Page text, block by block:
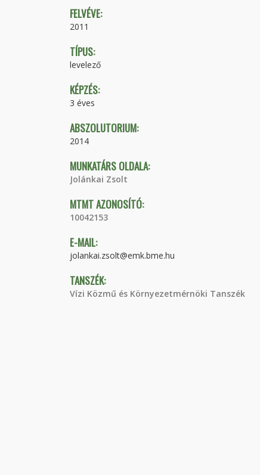
FELVÉVE:
2011
TÍPUS:
levelező
KÉPZÉS:
3 éves
ABSZOLUTORIUM:
2014
MUNKATÁRS OLDALA:
Jolánkai Zsolt
MTMT AZONOSÍTÓ:
10042153
E-MAIL:
jolankai.zsolt@emk.bme.hu
TANSZÉK:
Vízi Közmű és Környezetmérnöki Tanszék